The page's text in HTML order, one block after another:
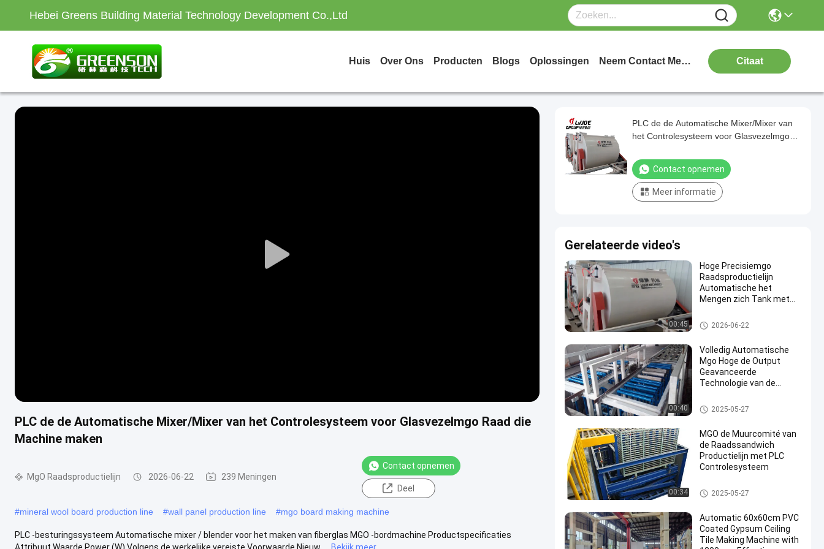
Hebei Greens Building Material Technology Development Co.,Ltd
Huis Over Ons Producten Blogs Oplossingen Neem Contact Met Ons Op Citaat
Play
PLC de de Automatische Mixer/Mixer van het Controlesysteem voor Glasvezelmgo Raad die
Machine maken
MgO Raadsproductielijn 2026-06-22 239 Meningen
Contact opnemen
Deel
#mineral wool board production line #wall panel production line #mgo board making machine
PLC -besturingssysteem Automatische mixer / blender voor het maken van fiberglas MGO -bordmachine Productspecificaties
Attribuut Waarde Power (W) Volgens de werkelijke vereiste Voorwaarde Nieuw ...
Bekijk meer
PLC de de Automatische Mixer/Mixer van
het Controlesysteem voor Glasvezelmgo
Contact opnemen
Meer informatie
Gerelateerde video's
00:45
Hoge Precisiemgo
Raadsproductielijn
Automatische het
Mengen zich Tank met
MgO Raadsproductielijn
2026-06-22
00:40
Volledig Automatische
Mgo Hoge de Output
Geavanceerde
Technologie van de
MgO Raadsproductielijn
2025-05-27
00:34
MGO de Muurcomité van
de Raadssandwich
Productielijn met PLC
Controlesysteem
MgO Raadsproductielijn
2025-05-27
Automatic 60x60cm PVC
Coated Gypsum Ceiling
Tile Making Machine with